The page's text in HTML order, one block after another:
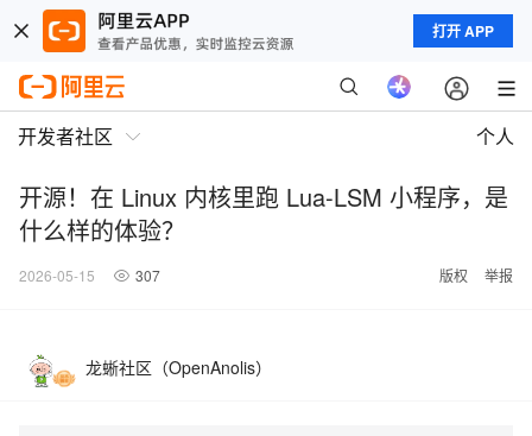
打开 APP
开发者社区 个人
开源！在 Linux 内核里跑 Lua-LSM 小程序，是
什么样的体验？
2026-05-15 307 版权 举报
龙蜥社区（OpenAnolis）